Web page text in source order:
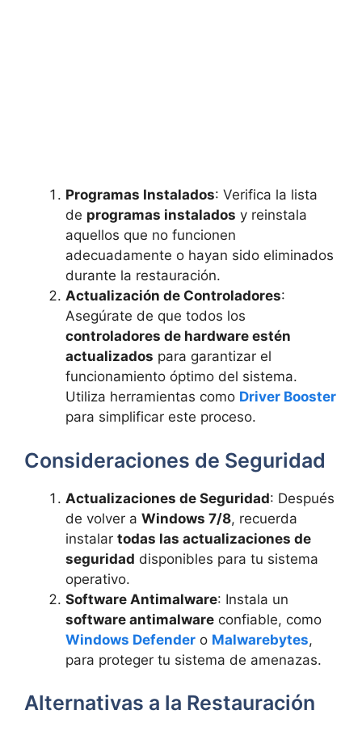
Programas Instalados: Verifica la lista
de programas instalados y reinstala
aquellos que no funcionen
adecuadamente o hayan sido eliminados
durante la restauración.
Actualización de Controladores:
Asegúrate de que todos los
controladores de hardware estén
actualizados para garantizar el
funcionamiento óptimo del sistema.
Utiliza herramientas como Driver Booster
para simplificar este proceso.
Consideraciones de Seguridad
Actualizaciones de Seguridad: Después
de volver a Windows 7/8, recuerda
instalar todas las actualizaciones de
seguridad disponibles para tu sistema
operativo.
Software Antimalware: Instala un
software antimalware confiable, como
Windows Defender o Malwarebytes,
para proteger tu sistema de amenazas.
Alternativas a la Restauración